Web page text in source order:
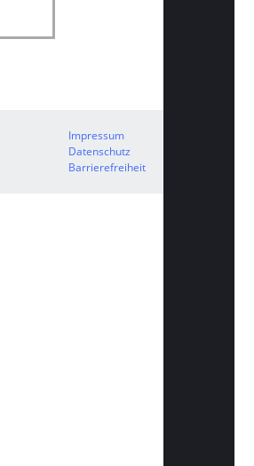
Impressum
Datenschutz
Barrierefreiheit